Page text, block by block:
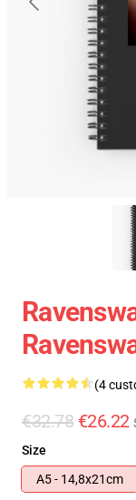
(4
€32.78 €26.22
Size
A5 - 14,8x21cm